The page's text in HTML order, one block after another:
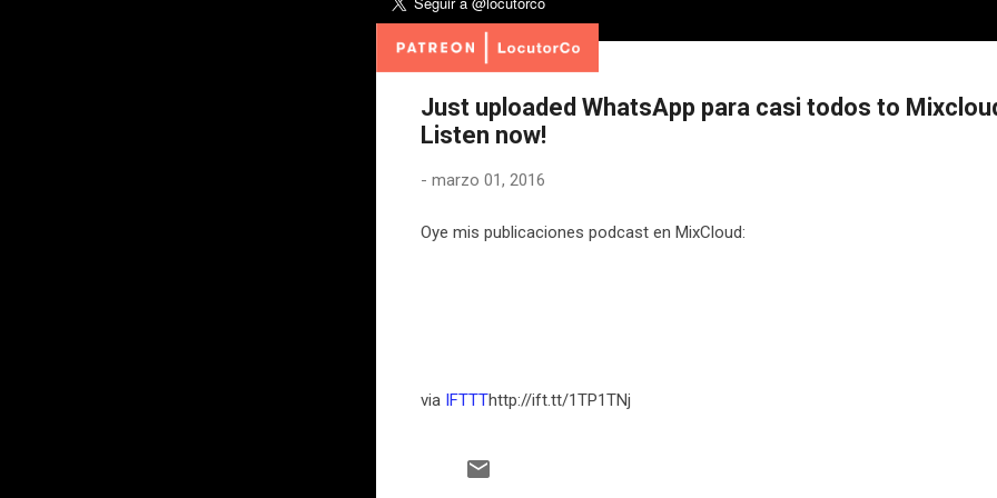
Just uploaded WhatsApp para casi todos to
Listen now!
- marzo 01, 2016
Oye mis publicaciones podcast en MixCloud:
via IFTTThttp://ift.tt/1TP1TNj